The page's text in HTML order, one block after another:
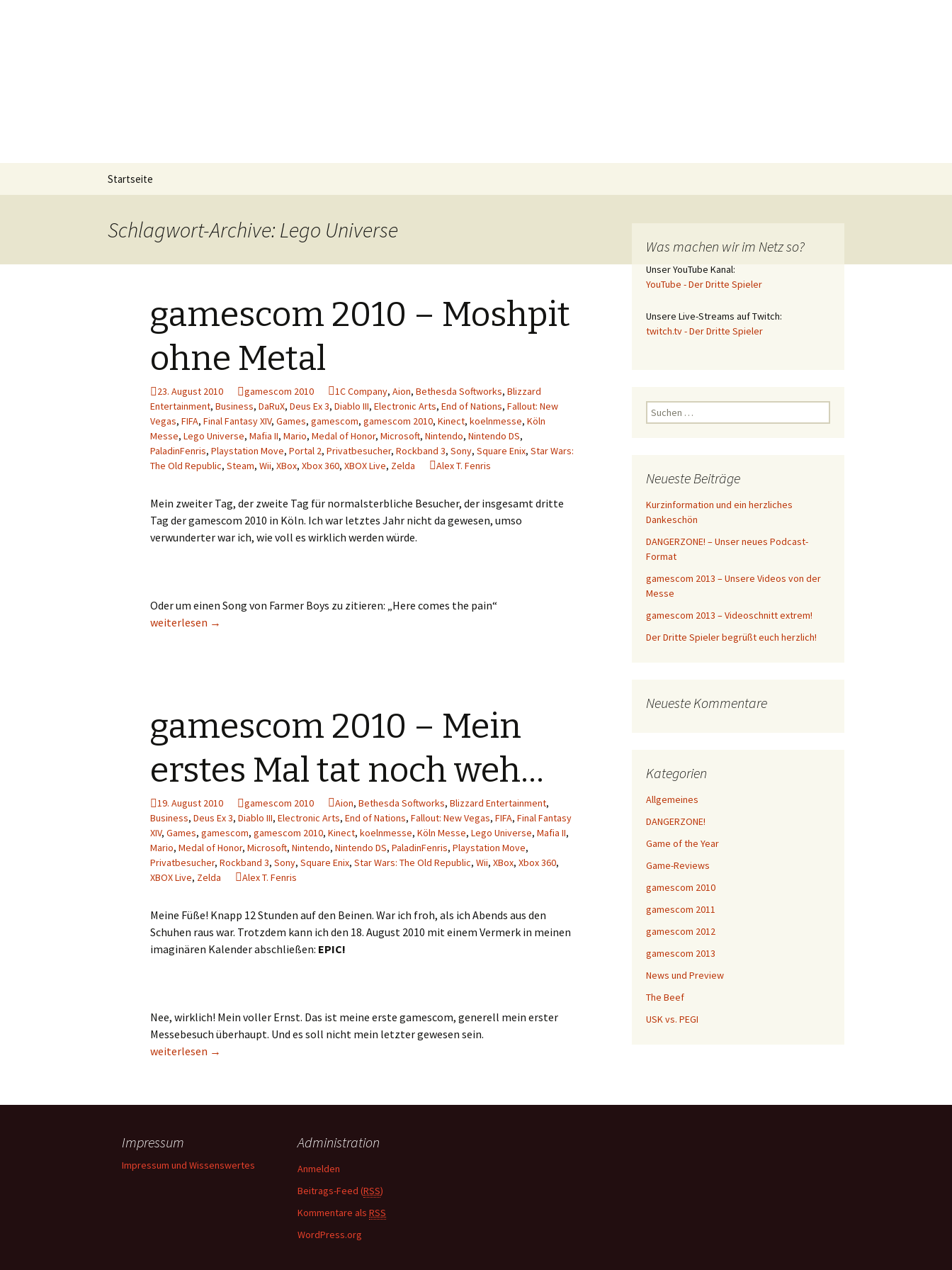
Springe
Startseite
Schlagwort-Archive: Lego Universe
gamescom 2010 – Moshpit
ohne Metal
23. August 2010 gamescom 2010 1C Company, Aion, Bethesda Softworks, Blizzard
Entertainment, Business, DaRuX, Deus Ex 3, Diablo III, Electronic Arts, End of Nations, Fallout: New
Vegas, FIFA, Final Fantasy XIV, Games, gamescom, gamescom 2010, Kinect, koelnmesse, Köln
Messe, Lego Universe, Mafia II, Mario, Medal of Honor, Microsoft, Nintendo, Nintendo DS,
PaladinFenris, Playstation Move, Portal 2, Privatbesucher, Rockband 3, Sony, Square Enix, Star Wars:
The Old Republic, Steam, Wii, XBox, Xbox 360, XBOX Live, Zelda Alex T. Fenris
Mein zweiter Tag, der zweite Tag für normalsterbliche Besucher, der insgesamt dritte
Tag der gamescom 2010 in Köln. Ich war letztes Jahr nicht da gewesen, umso
verwunderter war ich, wie voll es wirklich werden würde.
Oder um einen Song von Farmer Boys zu zitieren: „Here comes the pain“
gamescom 2010 – Moshpit ohne Metal
weiterlesen →
gamescom 2010 – Mein
erstes Mal tat noch weh…
19. August 2010 gamescom 2010 Aion, Bethesda Softworks, Blizzard Entertainment,
Business, Deus Ex 3, Diablo III, Electronic Arts, End of Nations, Fallout: New Vegas, FIFA, Final Fantasy
XIV, Games, gamescom, gamescom 2010, Kinect, koelnmesse, Köln Messe, Lego Universe, Mafia II,
Mario, Medal of Honor, Microsoft, Nintendo, Nintendo DS, PaladinFenris, Playstation Move,
Privatbesucher, Rockband 3, Sony, Square Enix, Star Wars: The Old Republic, Wii, XBox, Xbox 360,
XBOX Live, Zelda Alex T. Fenris
Meine Füße! Knapp 12 Stunden auf den Beinen. War ich froh, als ich Abends aus den
Schuhen raus war. Trotzdem kann ich den 18. August 2010 mit einem Vermerk in meinen
imaginären Kalender abschließen: EPIC!
Nee, wirklich! Mein voller Ernst. Das ist meine erste gamescom, generell mein erster
Messebesuch überhaupt. Und es soll nicht mein letzter gewesen sein.
gamescom 2010 – Mein erstes Mal tat noch weh…
weiterlesen →
Was machen wir im Netz so?
Unser YouTube Kanal:
YouTube - Der Dritte Spieler
Unsere Live-Streams auf Twitch:
twitch.tv - Der Dritte Spieler
u
n
a
c
h
:
Neueste Beiträge
Kurzinformation und ein herzliches
Dankeschön
DANGERZONE! – Unser neues Podcast-
Format
gamescom 2013 – Unsere Videos von der
Messe
gamescom 2013 – Videoschnitt extrem!
Der Dritte Spieler begrüßt euch herzlich!
Neueste Kommentare
Kategorien
Allgemeines
DANGERZONE!
Game of the Year
Game-Reviews
gamescom 2010
gamescom 2011
gamescom 2012
gamescom 2013
News und Preview
The Beef
USK vs. PEGI
Impressum
Impressum und Wissenswertes
Administration
Anmelden
Beitrags-Feed (RSS)
Kommentare als RSS
WordPress.org